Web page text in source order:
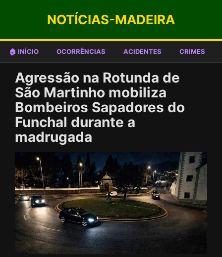
NOTÍCIAS-MADEIRA
🏠 INÍCIO OCORRÊNCIAS ACIDENTES CRIMES
Agressão na Rotunda de
São Martinho mobiliza
Bombeiros Sapadores do
Funchal durante a
madrugada